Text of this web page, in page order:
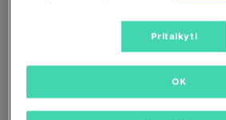
Pritaikyti
OK